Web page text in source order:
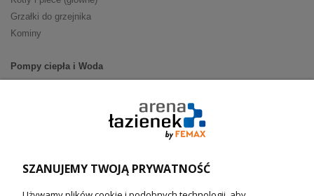
Grzałki do grzejnika
Kominy
Pompy ciepła i Woda
Ogrzewanie podłogowe (główne)
SZANUJEMY TWOJĄ PRYWATNOŚĆ